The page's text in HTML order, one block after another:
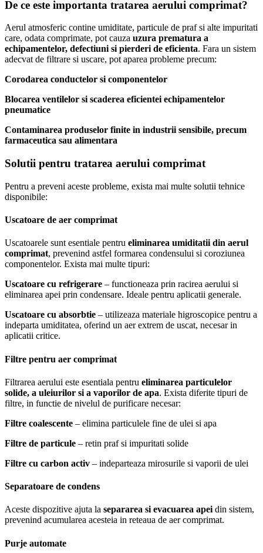
De ce este importanta tratarea aerului comprimat?
Aerul atmosferic contine umiditate, particule de praf si alte impuritati
care, odata comprimate, pot cauza uzura prematura a
echipamentelor, defectiuni si pierderi de eficienta. Fara un sistem
adecvat de filtrare si uscare, pot aparea probleme precum:
Corodarea conductelor si componentelor
Blocarea ventilelor si scaderea eficientei echipamentelor
pneumatice
Contaminarea produselor finite in industrii sensibile, precum
farmaceutica sau alimentara
Solutii pentru tratarea aerului comprimat
Pentru a preveni aceste probleme, exista mai multe solutii tehnice
disponibile:
Uscatoare de aer comprimat
Uscatoarele sunt esentiale pentru eliminarea umiditatii din aerul
comprimat, prevenind astfel formarea condensului si coroziunea
componentelor. Exista mai multe tipuri:
Uscatoare cu refrigerare – functioneaza prin racirea aerului si
eliminarea apei prin condensare. Ideale pentru aplicatii generale.
Uscatoare cu absorbtie – utilizeaza materiale higroscopice pentru a
indeparta umiditatea, oferind un aer extrem de uscat, necesar in
aplicatii critice.
Filtre pentru aer comprimat
Filtrarea aerului este esentiala pentru eliminarea particulelor
solide, a uleiurilor si a vaporilor de apa. Exista diferite tipuri de
filtre, in functie de nivelul de purificare necesar:
Filtre coalescente – elimina particulele fine de ulei si apa
Filtre de particule – retin praf si impuritati solide
Filtre cu carbon activ – indeparteaza mirosurile si vaporii de ulei
Separatoare de condens
Aceste dispozitive ajuta la separarea si evacuarea apei din sistem,
prevenind acumularea acesteia in reteaua de aer comprimat.
Purje automate